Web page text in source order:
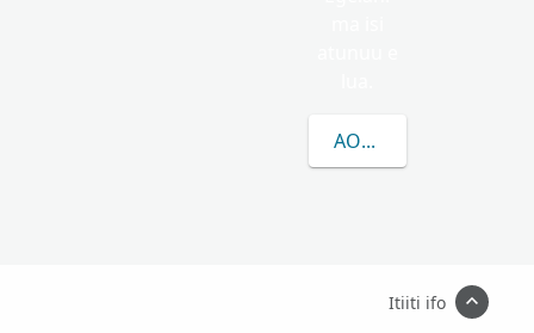
AOAO ATILI E UIGA I
Itiiti ifo